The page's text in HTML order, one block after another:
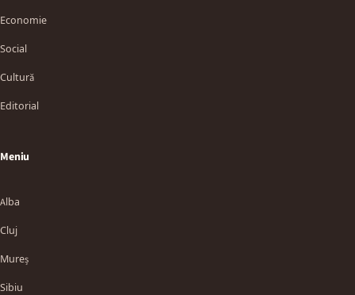
Economie
Social
Cultură
Editorial
Meniu
Alba
Cluj
Mureș
Sibiu